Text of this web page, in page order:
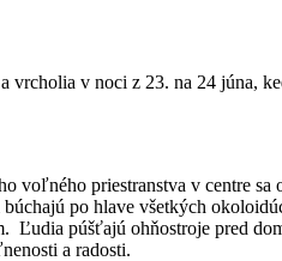
vrcholia v noci z 23. na 24 júna,
voľného priestranstva v centre
po hlave všetkých
Ľudia púšťajú ohňostroje pred
a radosti.